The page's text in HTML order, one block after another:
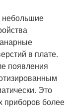
небольшие
в плате.
появления
Это
приборов более